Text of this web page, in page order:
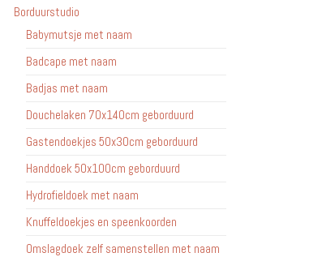
Borduurstudio
Babymutsje met naam
Badcape met naam
Badjas met naam
Douchelaken 70x140cm geborduurd
Gastendoekjes 50x30cm geborduurd
Handdoek 50x100cm geborduurd
Hydrofieldoek met naam
Knuffeldoekjes en speenkoorden
Omslagdoek zelf samenstellen met naam